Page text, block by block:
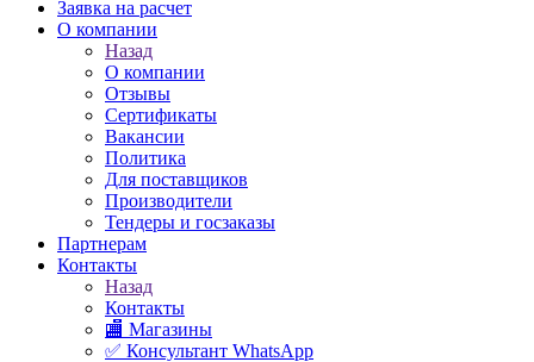
Заявка на расчет
О компании
Назад
О компании
Отзывы
Сертификаты
Вакансии
Политика
Для поставщиков
Производители
Тендеры и госзаказы
Партнерам
Контакты
Назад
Контакты
🏬 Магазины
✅️ Консультант WhatsApp